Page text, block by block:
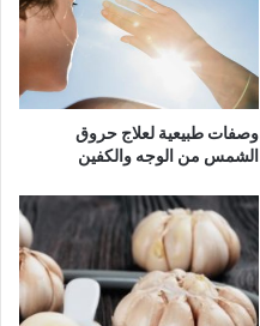
وصفات طبيعية لعلاج حروق
الشمس من الوجه والكفين